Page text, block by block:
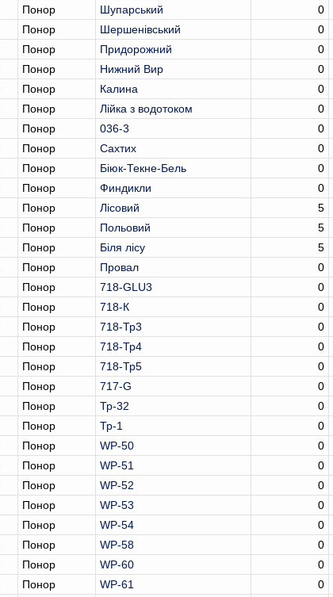
Понор Шупарський 0
Понор Шершенівський 0
Понор Придорожний 0
Понор Нижний Вир 0
Понор Калина 0
Понор Лійка з водотоком 0
Понор 036-3 0
Понор Сахтих 0
Понор Біюк-Текне-Бель 0
Понор Финдикли 0
Понор Лісовий 5
Понор Польовий 5
Понор Біля лісу 5
Понор Провал 0
Понор 718-GLU3 0
Понор 718-К 0
Понор 718-Тр3 0
Понор 718-Тр4 0
Понор 718-Тр5 0
Понор 717-G 0
Понор Тр-32 0
Понор Тр-1 0
Понор WP-50 0
Понор WP-51 0
Понор WP-52 0
Понор WP-53 0
Понор WP-54 0
Понор WP-58 0
Понор WP-60 0
Понор WP-61 0